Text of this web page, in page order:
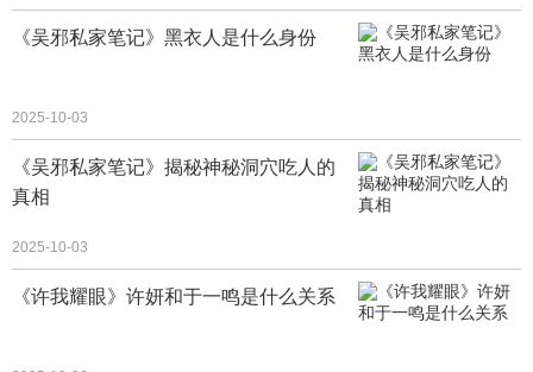
《吴邪私家笔记》黑衣人是什么身份
2025-10-03
《吴邪私家笔记》揭秘神秘洞穴吃人的
真相
2025-10-03
《许我耀眼》许妍和于一鸣是什么关系